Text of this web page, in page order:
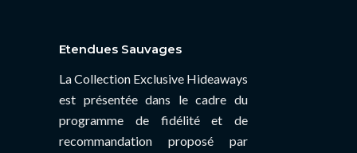
Etendues Sauvages
La Collection Exclusive Hideaways
est présentée dans le cadre du
programme de fidélité et de
recommandation proposé par